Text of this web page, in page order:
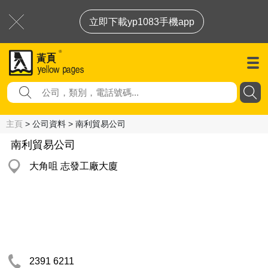
立即下載yp1083手機app
主頁 > 公司資料 > 南利貿易公司
南利貿易公司
大角咀 志發工廠大廈
2391 6211